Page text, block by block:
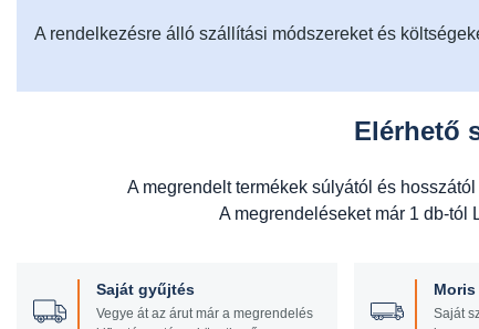
A rendelkezésre álló szállítási módszereket és
Elérhető
A megrendelt termékek súlyától és
A megrendeléseket már 1 db-tól
Saját gyűjtés
Vegye át az árut már a megrendelés
Saját